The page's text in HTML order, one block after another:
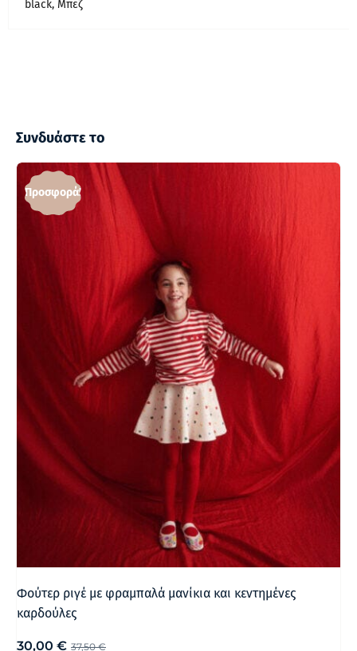
black, Μπεζ
Συνδυάστε το
Προσφορά!
Φούτερ ριγέ με φραμπαλά μανίκια και κεντημένες
καρδούλες
37,50€
30,00 €